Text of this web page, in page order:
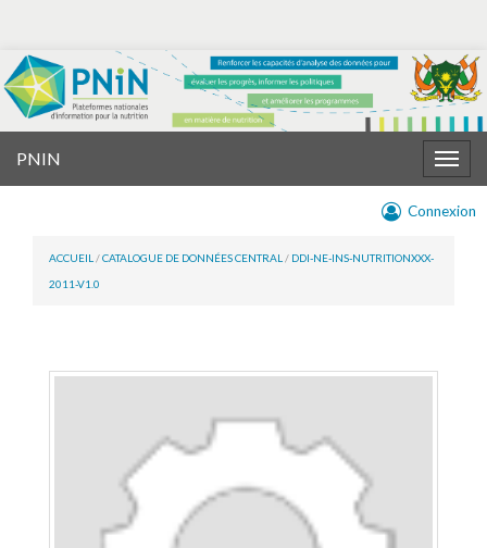
PNIN
Connexion
ACCUEIL/CATALOGUE DE DONNÉES CENTRAL/ DDI-NE-INS-NUTRITIONXXX-
2011-V1.0